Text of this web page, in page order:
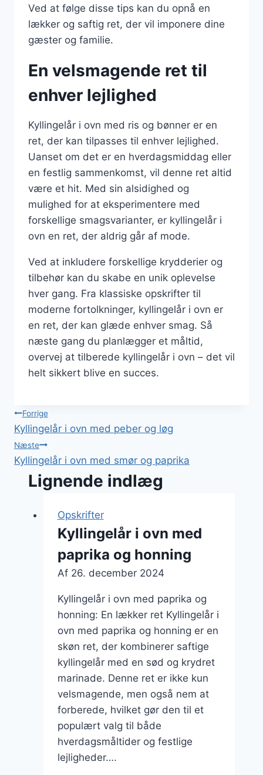
Ved at følge disse tips kan du opnå en
lækker og saftig ret, der vil imponere dine
gæster og familie.
En velsmagende ret til
enhver lejlighed
Kyllingelår i ovn med ris og bønner er en
ret, der kan tilpasses til enhver lejlighed.
Uanset om det er en hverdagsmiddag eller
en festlig sammenkomst, vil denne ret altid
være et hit. Med sin alsidighed og
mulighed for at eksperimentere med
forskellige smagsvarianter, er kyllingelår i
ovn en ret, der aldrig går af mode.
Ved at inkludere forskellige krydderier og
tilbehør kan du skabe en unik oplevelse
hver gang. Fra klassiske opskrifter til
moderne fortolkninger, kyllingelår i ovn er
en ret, der kan glæde enhver smag. Så
næste gang du planlægger et måltid,
overvej at tilberede kyllingelår i ovn – det vil
helt sikkert blive en succes.
Indlægsnavigation
Forrige
Kyllingelår i ovn med peber og løg
Næste
Kyllingelår i ovn med smør og paprika
Lignende indlæg
Opskrifter
Kyllingelår i ovn med
paprika og honning
Af 26. december 2024
Kyllingelår i ovn med paprika og
honning: En lækker ret Kyllingelår i
ovn med paprika og honning er en
skøn ret, der kombinerer saftige
kyllingelår med en sød og krydret
marinade. Denne ret er ikke kun
velsmagende, men også nem at
forberede, hvilket gør den til et
populært valg til både
hverdagsmåltider og festlige
lejligheder….